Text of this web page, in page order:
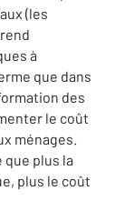
(les
à
que dans
des
le coût
ménages.
plus la
plus le coût